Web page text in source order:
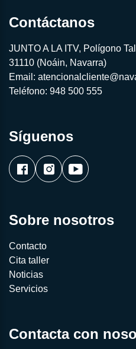
Contáctanos
JUNTO A LA ITV, Polígono
31110 (Noáin, Navarra)
Email:
Teléfono: 948 500 555
Síguenos
Sobre nosotros
Contacto
Cita taller
Noticias
Servicios
Contacta con